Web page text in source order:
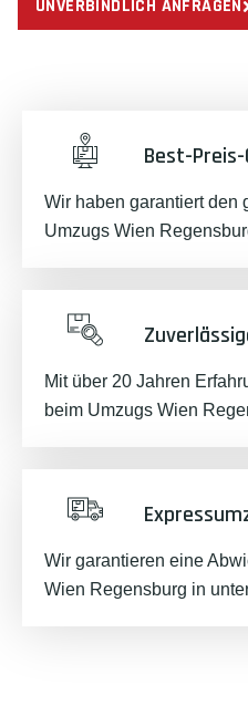
UNVERBINDLICH ANFRAGEN
Best-
Wir haben garantiert den
Umzugs Wien
Mit über 20 Jahren
beim Umzugs Wien
Wir garantieren eine
Wien Regensburg in